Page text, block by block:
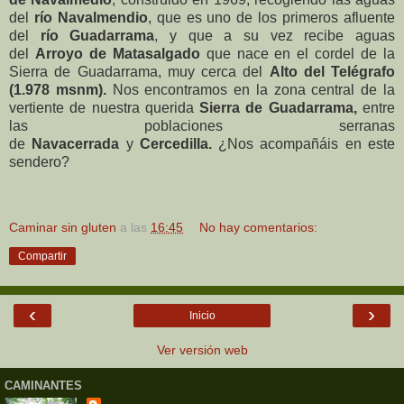
del río Navalmendio, que es uno de los primeros afluente
del río Guadarrama, y que a su vez recibe aguas
del Arroyo de Matasalgado que nace en el cordel de la
Sierra de Guadarrama, muy cerca del Alto del Telégrafo
(1.978 msnm). Nos encontramos en la zona central de la
vertiente de nuestra queridaSierra de Guadarrama,entre
las poblaciones serranas
de Navacerrada yCercedilla. ¿Nos acompañáis en este
sendero?
Caminar sin gluten a las 16:45 No hay comentarios:
Compartir
‹ ›
Inicio
Ver versión web
CAMINANTES